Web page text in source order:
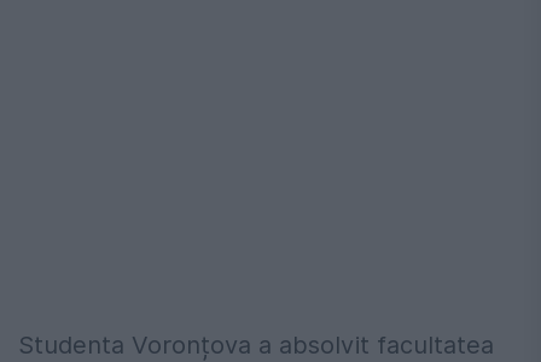
Studenta Voronțova a absolvit facultatea